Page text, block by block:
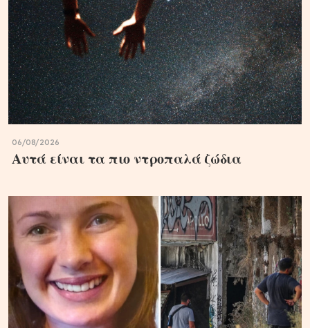
06/08/2026
Αυτά είναι τα πιο ντροπαλά ζώδια